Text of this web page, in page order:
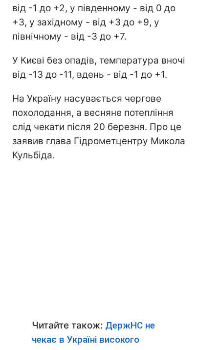
від -1 до +2, у південному - від 0 до
+3, у західному - від +3 до +9, у
північному - від -3 до +7.
У Києві без опадів, температура вночі
від -13 до -11, вдень - від -1 до +1.
На Україну насувається чергове
похолодання, а весняне потепління
слід чекати після 20 березня. Про це
заявив глава Гідрометцентру Микола
Кульбіда.
Читайте також: ДержНС не
чекає в Україні високого